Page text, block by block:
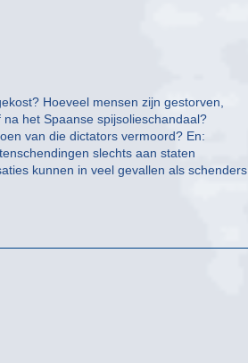
Hoeveel mensen zijn gestorven,
het Spaanse spijsolieschandaal?
van die dictators vermoord? En:
slechts aan staten
kunnen in veel gevallen als schenders